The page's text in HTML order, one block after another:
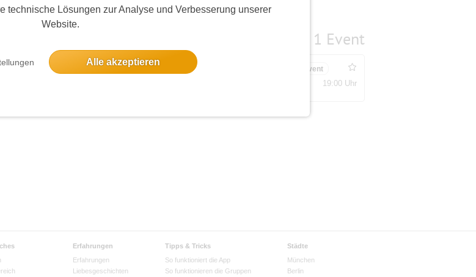
technische Lösungen zur Analyse und Verbesserung unserer
Website.
Alle akzeptieren
1 Event
4 Anmeldungen Bestätigungsevent
19:00 Uhr
Erfahrungen
Erfahrungen
Liebesgeschichten
Tipps & Tricks
So funktioniert die App
So funktionieren die Gruppen
Städte
München
Berlin